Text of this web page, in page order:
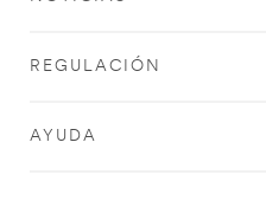
REGULACIÓN
AYUDA